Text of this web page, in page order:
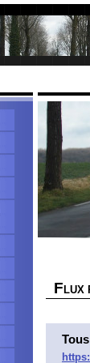
F LUX